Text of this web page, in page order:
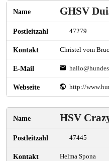
GHSV
47279
Christel vom
http://
HSV
47445
Helma Spona